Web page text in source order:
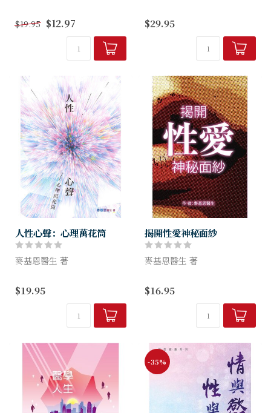
有需要的話，更可以幫助自己
修正思維，從而改善行為表
現，連帶人際關係也可能修
補。這是一本解...
$19.95 $12.97
場上群羊的處境與困惑，包括
肢體在過去三年面對Covid-
19疫情大流行影響深遠的心靈
$29.95
人性心聲：心理萬花筒
麥基恩醫生 著
理」，看目錄就知道涉獵的範
圍廣泛，於世界、社會及日常
生活，以至個人身上都容易發
現這些心理形態及行為，例如
$19.95
揭開性愛神秘面紗
麥基恩醫生 著
者麥基恩醫生在書中首篇「性
與愛」中的主題。
$16.95
-35%